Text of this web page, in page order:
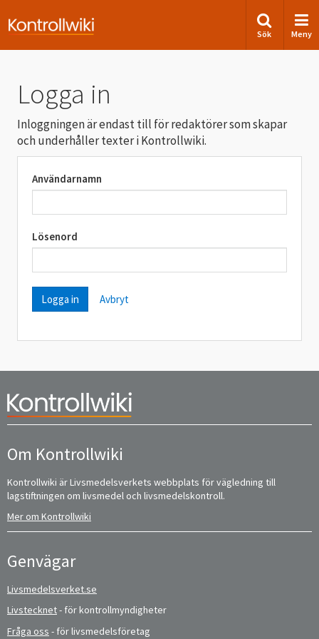
Sök Meny
Logga in
Inloggningen är endast till för redaktörer som skapar
och underhåller texter i Kontrollwiki.
Användarnamn
Lösenord
Avbryt
Om Kontrollwiki
Kontrollwiki är Livsmedelsverkets webbplats för vägledning till
lagstiftningen om livsmedel och livsmedelskontroll.
Mer om Kontrollwiki
Genvägar
Livsmedelsverket.se
Livstecknet- för kontrollmyndigheter
Fråga oss - för livsmedelsföretag